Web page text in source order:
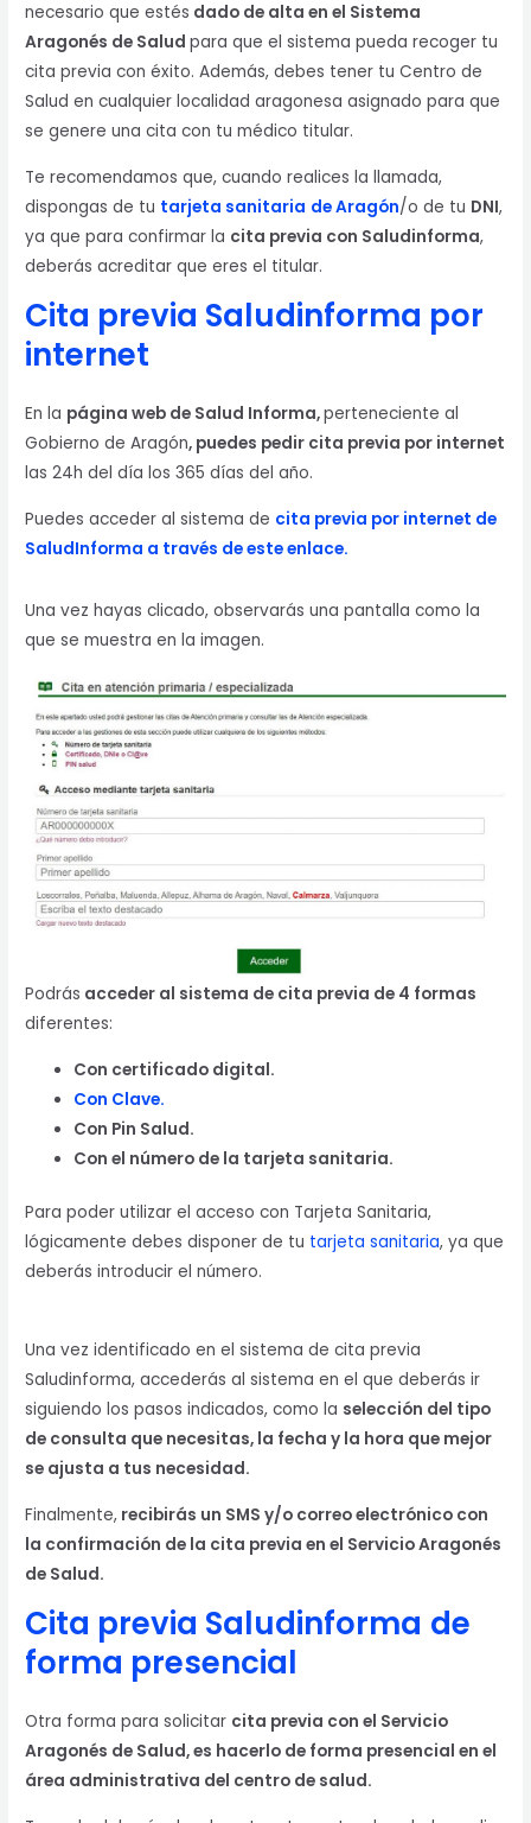
necesario que estés dado de alta enel Sistema
Aragonés de Saludpara que el sistema pueda recoger tu
cita previa con éxito. Además, debes tener tu Centro de
Salud en cualquier localidad aragonesa asignado para que
se genere una cita con tu médico titular.
Te recomendamos que, cuando realices la llamada,
dispongas de tu tarjeta sanitaria de Aragón/o de tu DNI,
ya que para confirmar la cita previa con Saludinforma,
deberás acreditar que eres el titular.
Cita previa Saludinforma por
internet
En la página web de Salud Informa,perteneciente al
Gobierno de Aragón, puedes pedir cita previa por internet
las 24h del día los 365 días del año.
Puedes acceder al sistema de cita previa por internet de
SaludInforma a través de este enlace.
Una vez hayas clicado, observarás una pantalla como la
que se muestra en la imagen.
Podrás acceder al sistema de cita previa de 4 formas
diferentes:
Con certificado digital.
Con Clave.
Con Pin Salud.
Con el número de la tarjeta sanitaria.
Para poder utilizar el acceso con Tarjeta Sanitaria,
lógicamente debes disponer de tu tarjeta sanitaria, ya que
deberás introducir el número.
Una vez identificado en el sistema de cita previa
Saludinforma, accederás al sistema en el que deberás ir
siguiendo los pasos indicados, como la selección del tipo
de consulta que necesitas, la fecha y la hora que mejor
se ajusta a tus necesidad.
Finalmente, recibirás un SMS y/o correo electrónico con
la confirmación de la cita previa en el Servicio Aragonés
de Salud.
Cita previa Saludinforma de
forma presencial
Otra forma para solicitar cita previa con el Servicio
Aragonés de Salud, es hacerlo de forma presencial en el
área administrativa del centro de salud.